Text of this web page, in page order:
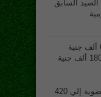
السابق
عضوية نادي الزمالك بـ 63 ألف جنية
نادي الزهور يرفع سعر العضوية إلي 420